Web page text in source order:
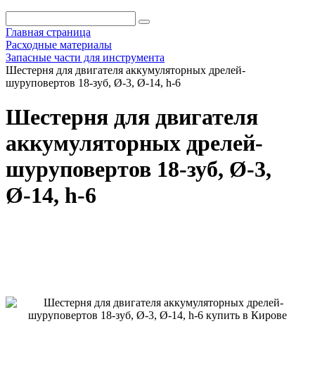
Главная страница
Расходные материалы
Запасные части для инструмента
Шестерня для двигателя аккумуляторных дрелей-
шуруповертов 18-зуб, Ø-3, Ø-14, h-6
Шестерня для двигателя
аккумуляторных дрелей-
шуруповертов 18-зуб, Ø-3,
Ø-14, h-6